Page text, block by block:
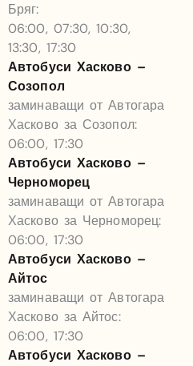
Бряг:
06:00, 07:30, 10:30,
13:30, 17:30
Автобуси Хасково –
Созопол
заминаващи от Автогара
Хасково за Созопол:
06:00, 17:30
Автобуси Хасково –
Черноморец
заминаващи от Автогара
Хасково за Черноморец:
06:00, 17:30
Автобуси Хасково –
Айтос
заминаващи от Автогара
Хасково за Айтос:
06:00, 17:30
Автобуси Хасково –